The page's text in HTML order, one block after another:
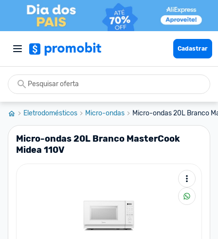
Cadastrar
Eletrodomésticos Micro-ondas Micro-ondas 20L Branco
Micro-ondas 20L Branco MasterCook
Midea 110V